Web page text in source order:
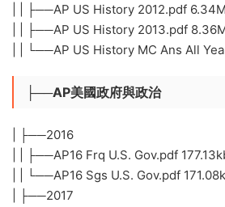
| | ├──AP US History 2012.pdf 6.34M
| | ├──AP US History 2013.pdf
| | └──AP US History MC Ans All
├──AP美國政府與政治
| ├──2016
| | ├──AP16 Frq U.S. Gov.pdf
| | └──AP16 Sgs U.S. Gov.pdf
| ├──2017